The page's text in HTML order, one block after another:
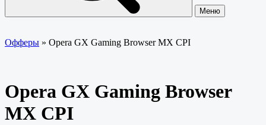
Меню
Офферы » Opera GX Gaming Browser MX CPI
Opera GX Gaming Browser
MX CPI